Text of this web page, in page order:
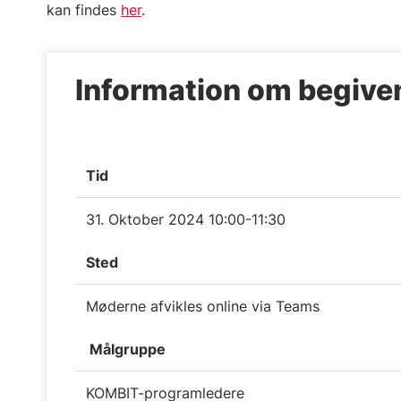
kan findes her.
Information om
Tid
31. Oktober 2024 10:00-11:30
Sted
Møderne afvikles online via Teams
Målgruppe
KOMBIT-programledere